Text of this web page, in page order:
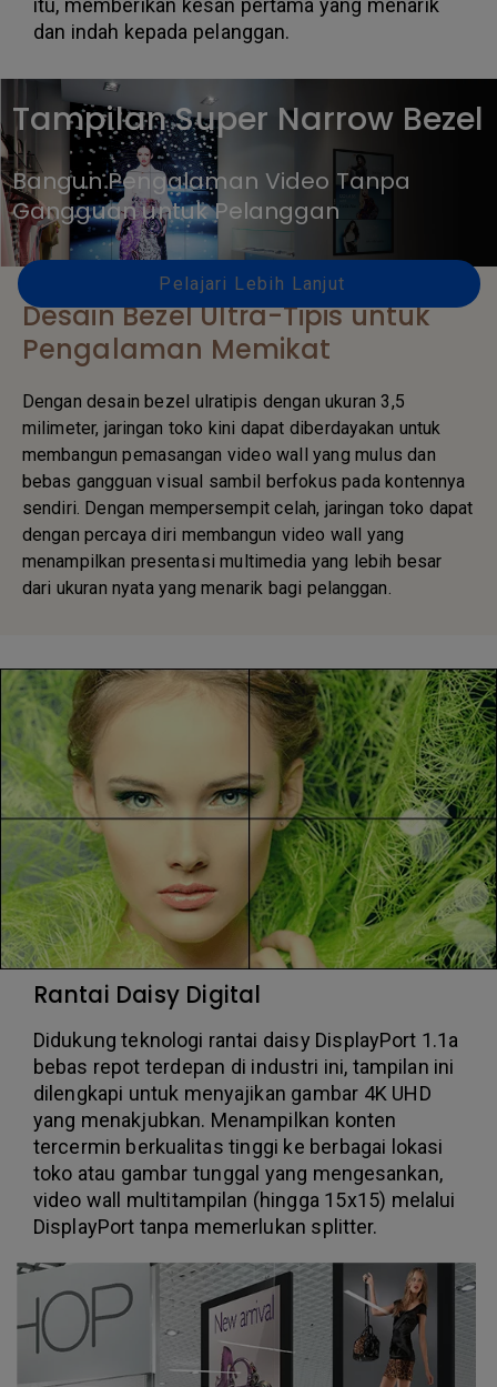
itu, memberikan kesan pertama yang menarik
dan indah kepada pelanggan.
Tampilan Super Narrow Bezel
Bangun Pengalaman Video Tanpa
Gangguan untuk Pelanggan
Pelajari Lebih Lanjut
Desain Bezel Ultra-Tipis untuk
Pengalaman Memikat
Dengan desain bezel ulratipis dengan ukuran 3,5
milimeter, jaringan toko kini dapat diberdayakan untuk
membangun pemasangan video wall yang mulus dan
bebas gangguan visual sambil berfokus pada kontennya
sendiri. Dengan mempersempit celah, jaringan toko dapat
dengan percaya diri membangun video wall yang
menampilkan presentasi multimedia yang lebih besar
dari ukuran nyata yang menarik bagi pelanggan.
Rantai Daisy Digital
Didukung teknologi rantai daisy DisplayPort 1.1a
bebas repot terdepan di industri ini, tampilan ini
dilengkapi untuk menyajikan gambar 4K UHD
yang menakjubkan. Menampilkan konten
tercermin berkualitas tinggi ke berbagai lokasi
toko atau gambar tunggal yang mengesankan,
video wall multitampilan (hingga 15x15) melalui
DisplayPort tanpa memerlukan splitter.